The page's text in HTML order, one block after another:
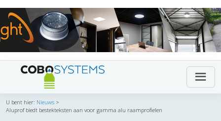
U bent hier: Nieuws >
Aluprof biedt bestekteksten aan voor gamma alu raamprofielen